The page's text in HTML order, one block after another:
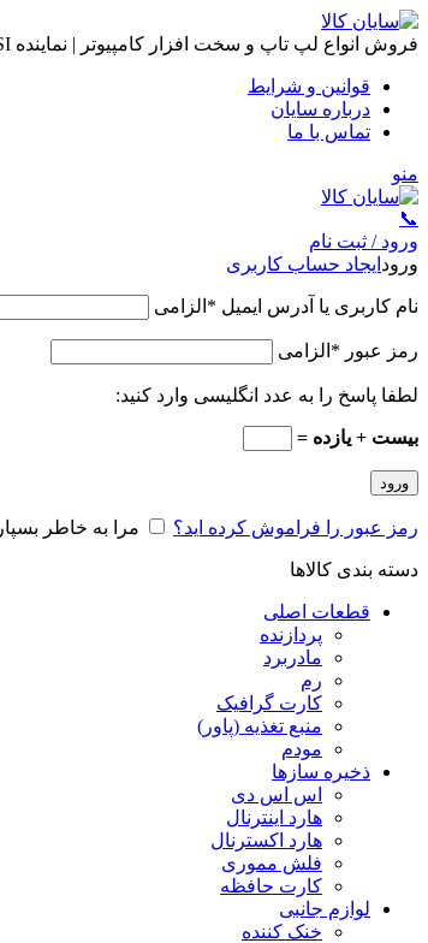
فروش انواع لپ تاپ و سخت افزار کامپیوتر | نماینده MSI
قوانین و شرایط
درباره سایان
تماس با ما
منو
📞
ورود / ثبت نام
ورود ایجاد حساب کاربری
نام کاربری یا آدرس ایمیل * الزامی
رمز عبور * الزامی
لطفا پاسخ را به عدد انگلیسی وارد کنید:
بیست + یازده =
ورود
رمز عبور را فراموش کرده اید؟ مرا به خاطر بسپار
دسته بندی کالاها
قطعات اصلی
پردازنده
مادربرد
رم
کارت گرافیک
منبع تغذیه (پاور)
مودم
ذخیره سازها
اس اس دی
هارد اینترنال
هارد اکسترنال
فلش مموری
کارت حافظه
لوازم جانبی
خنک کننده